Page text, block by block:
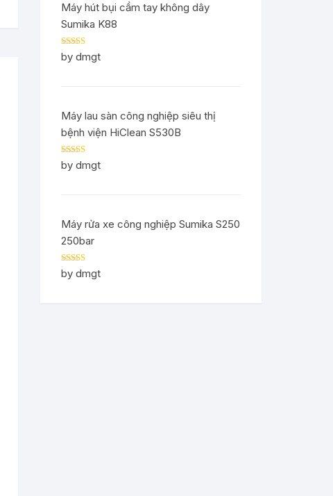
Máy hút bụi cầm tay không dây
Sumika K88
Rated5out
of 5
by dmgt
Máy lau sàn công nghiệp siêu thị
bệnh viện HiClean S530B
Rated5out
of 5
by dmgt
Máy rửa xe công nghiệp Sumika S250
250bar
Rated5out
of 5
by dmgt